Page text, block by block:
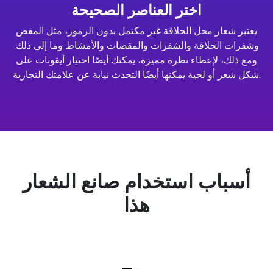
اختر العناصر الصحيحة
يعتبر شعار محل الحلاقة غير مكتمل بدون الرموز، مثل المقص
وشفرات الحلاقة والشفرات والمقصات والأمشاط وما إلى ذلك.
ومع ذلك، لإعطاء نظرة مميزة، يمكنك أيضًا اختيار أيقونات على
شكل شعر أو لحية يمكنها أيضًا التحدث نيابة عن علامتك التجارية.
أسباب استخدام صانع الشعار
هذا